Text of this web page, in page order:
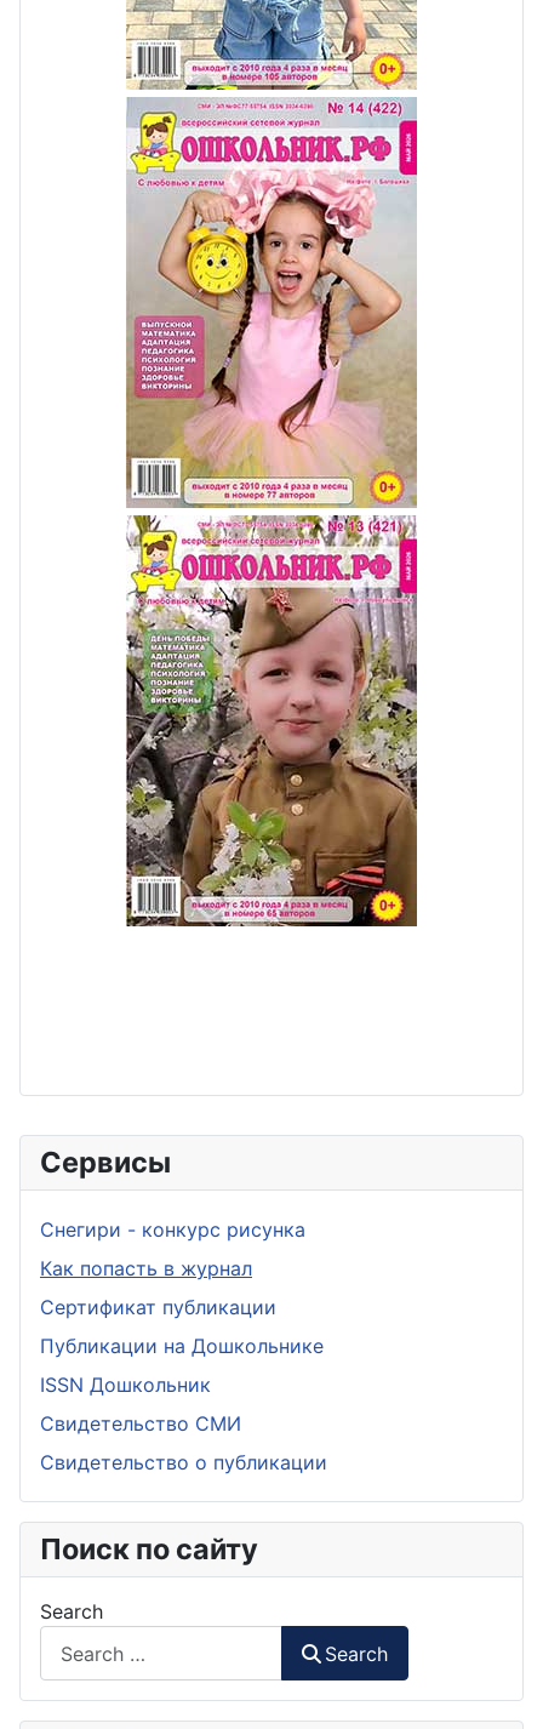
Сервисы
Снегири - конкурс рисунка
Как попасть в журнал
Сертификат публикации
Публикации на Дошкольнике
ISSN Дошкольник
Свидетельство СМИ
Свидетельство о публикации
Поиск по сайту
Search
Search